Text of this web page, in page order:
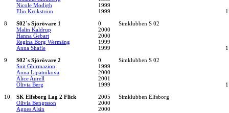
Nicole Modigh
1999
Elin Krokström
1999
8
S02´s Sjörövare 1 0
Simklubben S 02
Malin Kaldrup
2000
Hanna Gebart
2000
Regina Borg Wermäng
1999
Anna Shafie
1999
9
S02´s Sjörövare 2 0
Simklubben S 02
Snit Ghirmazion
1999
Anna Lipatnikova
2000
Alice Aurell
2001
Olivia Berg
1999
10
SK Elfsborg Lag 2 Flick 2005
Simklubben Elfsborg
Olivia Bengtsson
2000
Agnes Alsin
2000